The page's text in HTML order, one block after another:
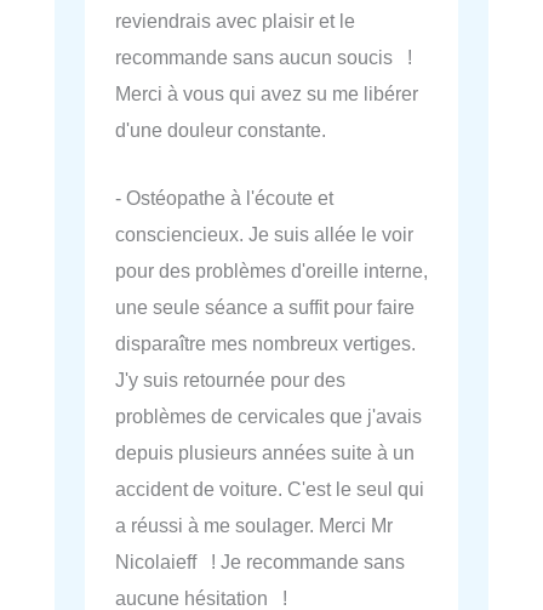
reviendrais avec plaisir et le
recommande sans aucun soucis !
Merci à vous qui avez su me libérer
d'une douleur constante.
- Ostéopathe à l'écoute et
consciencieux. Je suis allée le voir
pour des problèmes d'oreille interne,
une seule séance a suffit pour faire
disparaître mes nombreux vertiges.
J'y suis retournée pour des
problèmes de cervicales que j'avais
depuis plusieurs années suite à un
accident de voiture. C'est le seul qui
a réussi à me soulager. Merci Mr
Nicolaieff ! Je recommande sans
aucune hésitation !